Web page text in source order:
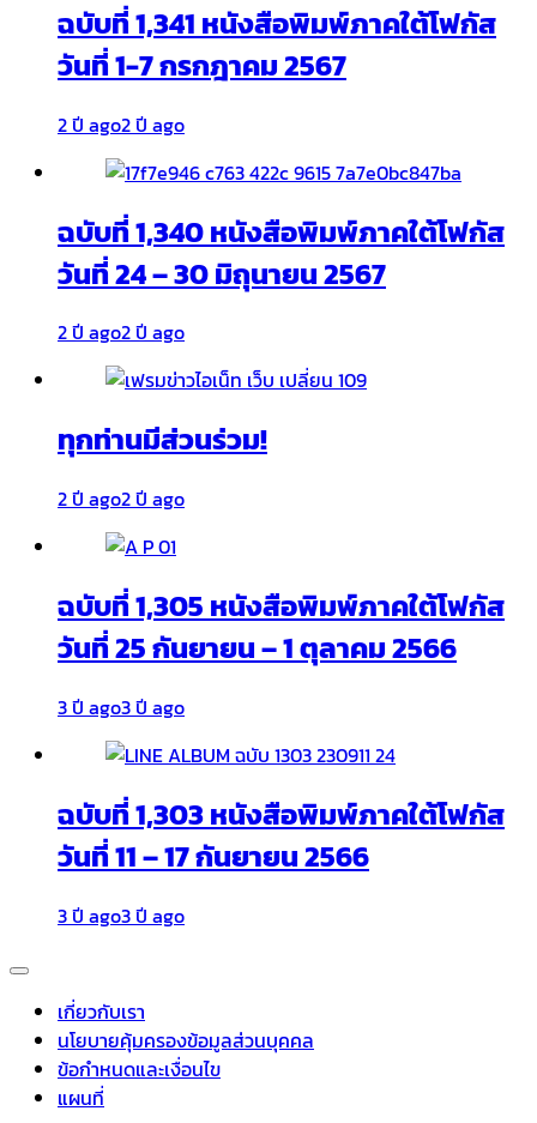
ฉบับที่ 1,341 หนังสือพิมพ์ภาคใต้โฟกัส
วันที่ 1-7 กรกฎาคม 2567
2 ปี ago2 ปี ago
ฉบับที่ 1,340 หนังสือพิมพ์ภาคใต้โฟกัส
วันที่ 24 – 30 มิถุนายน 2567
2 ปี ago2 ปี ago
ทุกท่านมีส่วนร่วม!
2 ปี ago2 ปี ago
ฉบับที่ 1,305 หนังสือพิมพ์ภาคใต้โฟกัส
วันที่ 25 กันยายน – 1 ตุลาคม 2566
3 ปี ago3 ปี ago
ฉบับที่ 1,303 หนังสือพิมพ์ภาคใต้โฟกัส
วันที่ 11 – 17 กันยายน 2566
3 ปี ago3 ปี ago
เกี่ยวกับเรา
นโยบายคุ้มครองข้อมูลส่วนบุคคล
ข้อกำหนดและเงื่อนไข
แผนที่